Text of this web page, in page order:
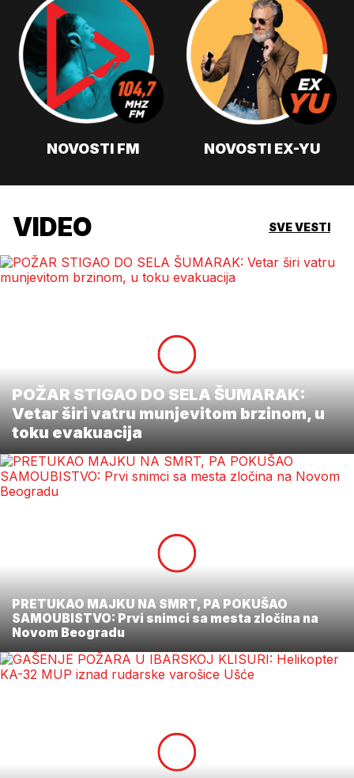
NOVOSTI FM NOVOSTI EX-YU
VIDEO SVE VESTI
POŽAR STIGAO DO SELA ŠUMARAK:
Vetar širi vatru munjevitom brzinom, u
toku evakuacija
PRETUKAO MAJKU NA SMRT, PA POKUŠAO
SAMOUBISTVO: Prvi snimci sa mesta zločina na
Novom Beogradu